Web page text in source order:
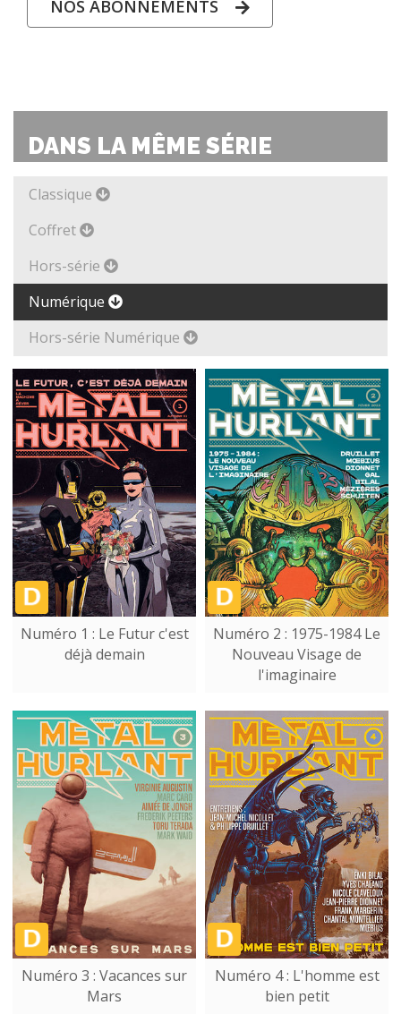
NOS ABONNEMENTS
DANS LA MÊME SÉRIE
Classique
Coffret
Hors-série
Numérique
Hors-série Numérique
Numéro 1 : Le Futur c'est
déjà demain
Numéro 2 : 1975-1984 Le
Nouveau Visage de
l'imaginaire
Numéro 3 : Vacances sur
Mars
Numéro 4 : L'homme est
bien petit